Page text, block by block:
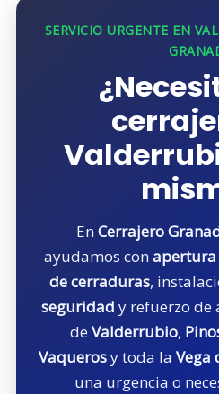
SERVICIO URGENTE EN
EnCerrajero
ayudamos con
de cerraduras,
seguridad y refuerzo de
de Valderrubio,
Vaquerosy toda la Vega
una urgencia o